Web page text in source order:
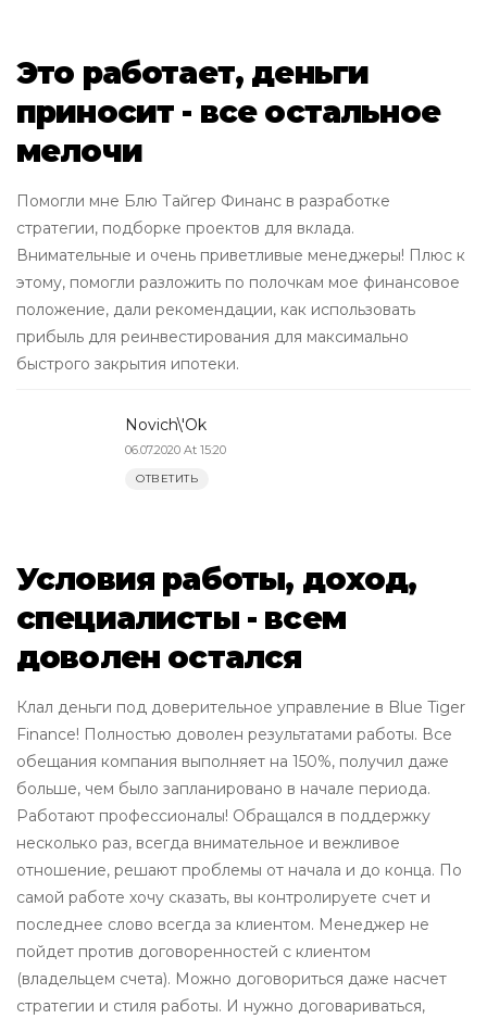
Это работает, деньги
приносит - все остальное
мелочи
Помогли мне Блю Тайгер Финанс в разработке
стратегии, подборке проектов для вклада.
Внимательные и очень приветливые менеджеры! Плюс к
этому, помогли разложить по полочкам мое финансовое
положение, дали рекомендации, как использовать
прибыль для реинвестирования для максимально
быстрого закрытия ипотеки.
Novich\'ok
06.07.2020 At 15:20
ОТВЕТИТЬ
Условия работы, доход,
специалисты - всем
доволен остался
Клал деньги под доверительное управление в Blue Tiger
Finance! Полностью доволен результатами работы. Все
обещания компания выполняет на 150%, получил даже
больше, чем было запланировано в начале периода.
Работают профессионалы! Обращался в поддержку
несколько раз, всегда внимательное и вежливое
отношение, решают проблемы от начала и до конца. По
самой работе хочу сказать, вы контролируете счет и
последнее слово всегда за клиентом. Менеджер не
пойдет против договоренностей с клиентом
(владельцем счета). Можно договориться даже насчет
стратегии и стиля работы. И нужно договариваться,